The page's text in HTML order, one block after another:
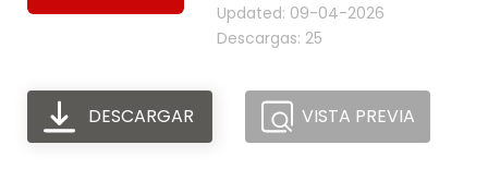
Updated: 09-04-2026
Descargas: 25
DESCARGAR VISTA PREVIA